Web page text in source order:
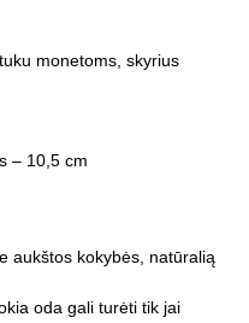
monetoms, skyrius
– 10,5 cm
aukštos kokybės, natūralią
oda gali turėti tik jai